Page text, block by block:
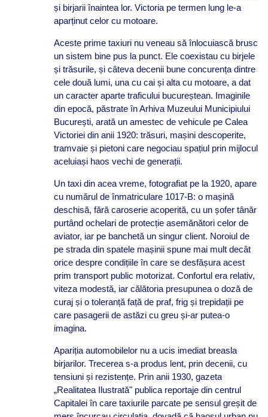
și birjarii înaintea lor. Victoria pe termen lung le-a
aparținut celor cu motoare.
Aceste prime taxiuri nu veneau să înlocuiască brusc
un sistem bine pus la punct. Ele coexistau cu birjele
și trăsurile, și câteva decenii bune concurența dintre
cele două lumi, una cu cai și alta cu motoare, a dat
un caracter aparte traficului bucureștean. Imaginile
din epocă, păstrate în Arhiva Muzeului Municipiului
București, arată un amestec de vehicule pe Calea
Victoriei din anii 1920: trăsuri, mașini descoperite,
tramvaie și pietoni care negociau spațiul prin mijlocul
aceluiași haos vechi de generații.
Un taxi din acea vreme, fotografiat pe la 1920, apare
cu numărul de înmatriculare 1017-B: o mașină
deschisă, fără caroserie acoperită, cu un șofer tânăr
purtând ochelari de protecție asemănători celor de
aviator, iar pe banchetă un singur client. Noroiul de
pe strada din spatele mașinii spune mai mult decât
orice despre condițiile în care se desfășura acest
prim transport public motorizat. Confortul era relativ,
viteza modestă, iar călătoria presupunea o doză de
curaj și o toleranță față de praf, frig și trepidații pe
care pasagerii de astăzi cu greu și-ar putea-o
imagina.
Apariția automobilelor nu a ucis imediat breasla
birjarilor. Trecerea s-a produs lent, prin decenii, cu
tensiuni și rezistențe. Prin anii 1930, gazeta
„Realitatea Ilustrată" publica reportaje din centrul
Capitalei în care taxiurile parcate pe sensul greșit de